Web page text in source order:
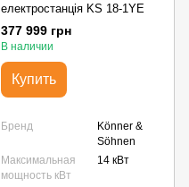
електростанція KS 18-1YE
377 999 грн
В наличии
Купить
Бренд
Könner &
Söhnen
Максимальная
мощность кВт
14 кВт